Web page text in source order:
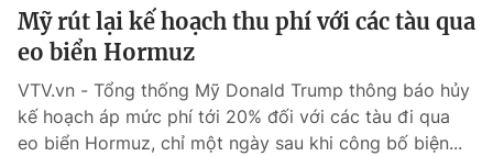
Chuyên mục khác
Emagazine
Photo Infographic
Mỹ rút lại kế hoạch thu phí với các tàu qua
eo biển Hormuz
VTV.vn - Tổng thống Mỹ Donald Trump thông báo hủy
kế hoạch áp mức phí tới 20% đối với các tàu đi qua
eo biển Hormuz, chỉ một ngày sau khi công bố biện...